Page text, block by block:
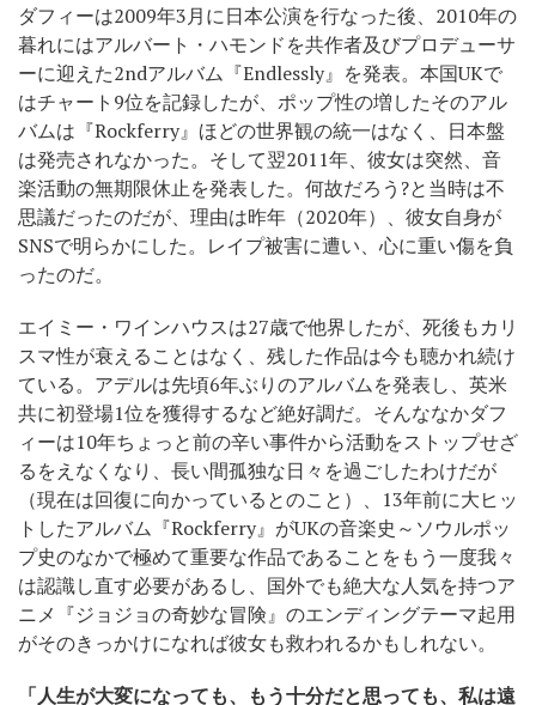
ダフィーは2009年3月に日本公演を行なった後、2010年の
暮れにはアルバート・ハモンドを共作者及びプロデューサ
ーに迎えた2ndアルバム『Endlessly』を発表。本国UKで
はチャート9位を記録したが、ポップ性の増したそのアル
バムは『Rockferry』ほどの世界観の統一はなく、日本盤
は発売されなかった。そして翌2011年、彼女は突然、音
楽活動の無期限休止を発表した。何故だろう?と当時は不
思議だったのだが、理由は昨年（2020年）、彼女自身が
SNSで明らかにした。レイプ被害に遭い、心に重い傷を負
ったのだ。
エイミー・ワインハウスは27歳で他界したが、死後もカリ
スマ性が衰えることはなく、残した作品は今も聴かれ続け
ている。アデルは先頃6年ぶりのアルバムを発表し、英米
共に初登場1位を獲得するなど絶好調だ。そんななかダフ
ィーは10年ちょっと前の辛い事件から活動をストップせざ
るをえなくなり、長い間孤独な日々を過ごしたわけだが
（現在は回復に向かっているとのこと）、13年前に大ヒッ
トしたアルバム『Rockferry』がUKの音楽史～ソウルポッ
プ史のなかで極めて重要な作品であることをもう一度我々
は認識し直す必要があるし、国外でも絶大な人気を持つア
ニメ『ジョジョの奇妙な冒険』のエンディングテーマ起用
がそのきっかけになれば彼女も救われるかもしれない。
「人生が大変になっても、もう十分だと思っても、私は遠